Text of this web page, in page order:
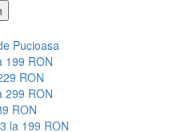
Pucioasa
199 RON
RON
299 RON
RON
la 199 RON